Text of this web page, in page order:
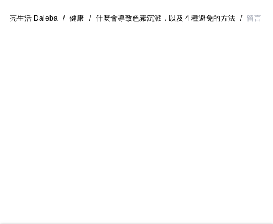
亮生活 Daleba / 健康 / 什麼會導致色素沉澱，以及 4 種避免的方法 / 留言